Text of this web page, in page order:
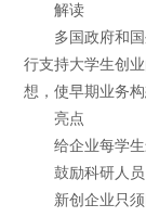
解读
多国政府和国
行支持大学生创
想，使早期业务
亮点
给企业每学生
鼓励科研人员
新创企业只须